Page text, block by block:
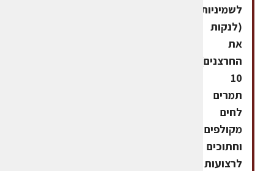
לשמיניות
(לנקות
את
החרצנים)
10
תמרים
לחים
מקולפים
וחתוכים
לרצועות